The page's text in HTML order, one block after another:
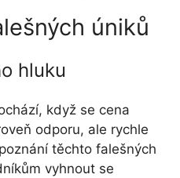
úniků
hluku
když se cena
odporu, ale rychle
těchto falešných
vyhnout se